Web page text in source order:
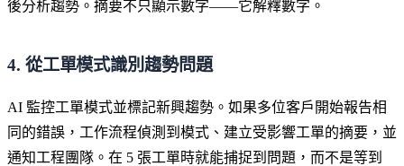
後分析趨勢。摘要不只顯示數字——它解釋數字。
4. 從工單模式識別趨勢問題
AI 監控工單模式並標記新興趨勢。如果多位客戶開始報告相
同的錯誤，工作流程偵測到模式、建立受影響工單的摘要，並
通知工程團隊。在 5 張工單時就能捕捉到問題，而不是等到